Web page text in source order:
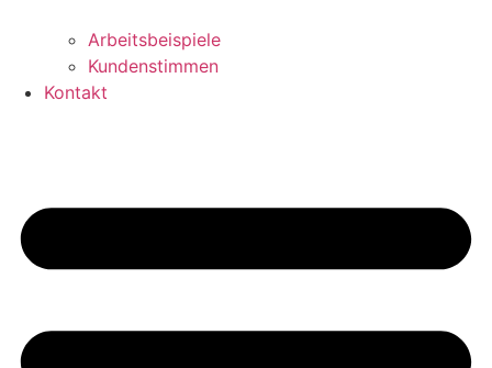
Arbeitsbeispiele
Kundenstimmen
Kontakt